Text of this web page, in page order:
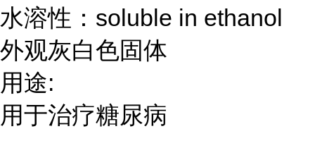
水溶性：soluble in ethanol
外观灰白色固体
用途:
用于治疗糖尿病